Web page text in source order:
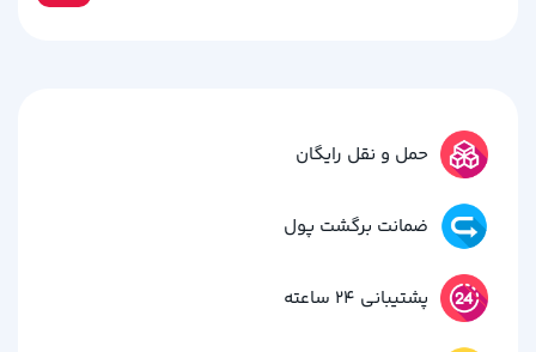
حمل و نقل رایگان
ضمانت برگشت پول
پشتیبانی 24 ساعته